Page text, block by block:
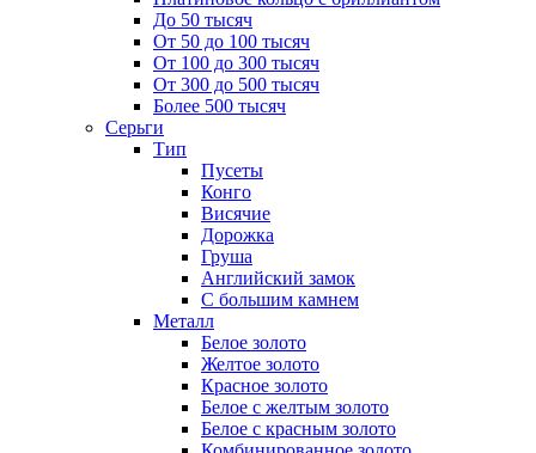
До 50 тысяч
От 50 до 100 тысяч
От 100 до 300 тысяч
От 300 до 500 тысяч
Более 500 тысяч
Серьги
Тип
Пусеты
Конго
Висячие
Дорожка
Груша
Английский замок
С большим камнем
Металл
Белое золото
Желтое золото
Красное золото
Белое с желтым золото
Белое с красным золото